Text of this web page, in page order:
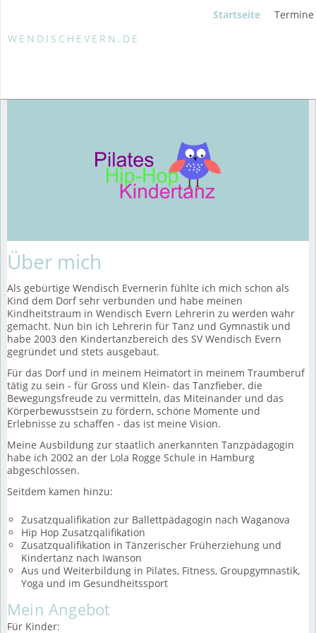
Termine
Startseite
WENDISCHEVERN.DE
Über mich
Als gebürtige Wendisch Evernerin fühlte ich mich schon als
Kind dem Dorf sehr verbunden und habe meinen
Kindheitstraum in Wendisch Evern Lehrerin zu werden wahr
gemacht. Nun bin ich Lehrerin für Tanz und Gymnastik und
habe 2003 den Kindertanzbereich des SV Wendisch Evern
gegründet und stets ausgebaut.
Für das Dorf und in meinem Heimatort in meinem Traumberuf
tätig zu sein - für Gross und Klein- das Tanzfieber, die
Bewegungsfreude zu vermitteln, das Miteinander und das
Körperbewusstsein zu fördern, schöne Momente und
Erlebnisse zu schaffen - das ist meine Vision.
Meine Ausbildung zur staatlich anerkannten Tanzpädagogin
habe ich 2002 an der Lola Rogge Schule in Hamburg
abgeschlossen.
Seitdem kamen hinzu:
Zusatzqualifikation zur Ballettpädagogin nach Waganova
Hip Hop Zusatzqalifikation
Zusatzqualifikation in Tänzerischer Früherziehung und
Kindertanz nach Iwanson
Aus und Weiterbildung in Pilates, Fitness, Groupgymnastik,
Yoga und im Gesundheitssport
Mein Angebot
Für Kinder: